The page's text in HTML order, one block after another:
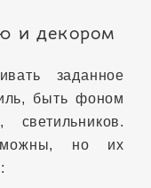
и декором
заданное
быть фоном
но их